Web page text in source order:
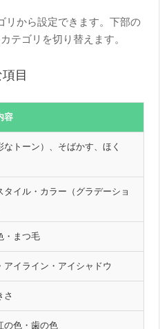
から設定できます。下部の
テゴリを切り替えます。
目
容
なトーン）、そばかす、ほく
タイル・カラー（グラデーショ
・まつ毛
アイライン・アイシャドウ
さ
の色・歯の色